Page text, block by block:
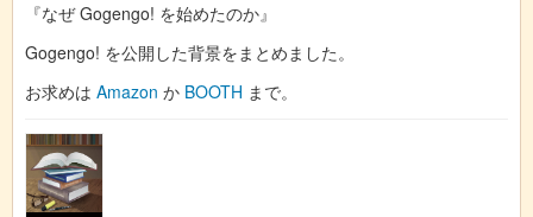
『なぜ Gogengo! を始めたのか』
Gogengo! を公開した背景をまとめました。
お求めは Amazon か BOOTH まで。